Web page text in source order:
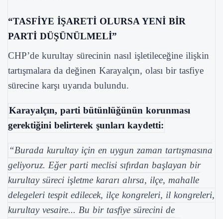
“TASFİYE İŞARETİ OLURSA YENİ BİR
PARTİ DÜŞÜNÜLMELİ”
CHP’de kurultay sürecinin nasıl işletileceğine ilişkin
tartışmalara da değinen Karayalçın, olası bir tasfiye
sürecine karşı uyarıda bulundu.
Karayalçın, parti bütünlüğünün korunması
gerektiğini belirterek şunları kaydetti:
“Burada kurultay için en uygun zaman tartışmasına
geliyoruz. Eğer parti meclisi sıfırdan başlayan bir
kurultay süreci işletme kararı alırsa, ilçe, mahalle
delegeleri tespit edilecek, ilçe kongreleri, il kongreleri,
kurultay vesaire... Bu bir tasfiye sürecini de